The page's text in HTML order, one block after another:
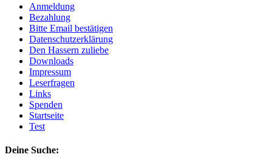
Anmeldung
Bezahlung
Bitte Email bestätigen
Datenschutzerklärung
Den Hassern zuliebe
Downloads
Impressum
Leserfragen
Links
Spenden
Startseite
Test
Deine Suche: